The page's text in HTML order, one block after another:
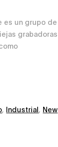
es un grupo de
grabadoras
, Industrial, New